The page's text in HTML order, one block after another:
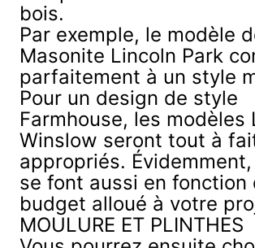
bois.
Par exemple, le modèle
Masonite Lincoln Park
parfaitement à un style
Pour un design de style
Farmhouse, les modèles
Winslow seront tout à
appropriés.
se font aussi en fonction
budget alloué à votre
MOULURE ET PLINTHES